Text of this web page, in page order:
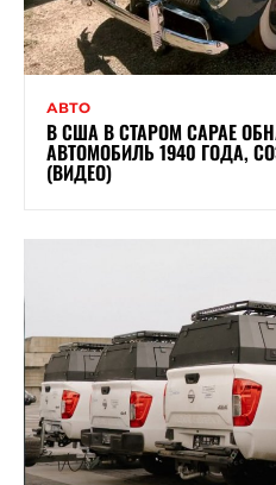
АВТО
В США В СТАРОМ САРАЕ
АВТОМОБИЛЬ 1940 ГОДА,
(ВИДЕО)